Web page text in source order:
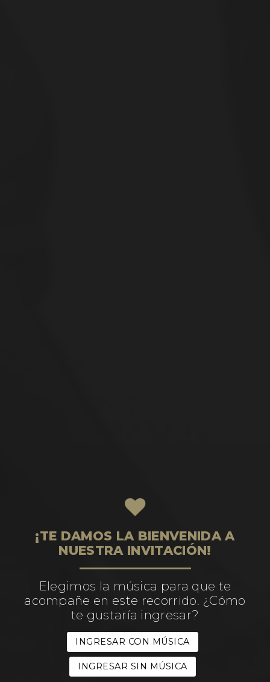
¡TE DAMOS LA BIENVENIDA A
NUESTRA INVITACIÓN!
Elegimos la música para que te
acompañe en este recorrido. ¿Cómo
te gustaría ingresar?
INGRESAR CON MÚSICA
INGRESAR SIN MÚSICA